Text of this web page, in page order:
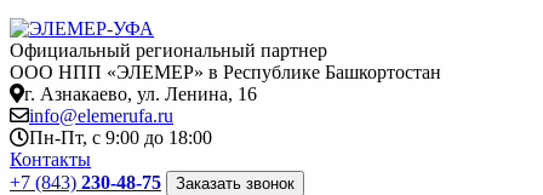
Официальный региональный партнер
ООО НПП «ЭЛЕМЕР» в Республике Башкортостан
г. Азнакаево, ул. Ленина, 16
info@elemerufa.ru
Пн-Пт, с 9:00 до 18:00
Контакты
+7 (843) 230-48-75 Заказать звонок